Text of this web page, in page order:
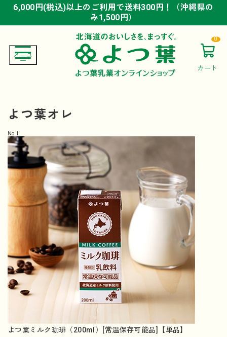
6,000円(税込)以上のご利用で送料300円！（沖縄県の
み1,500円）
6,000円(税込)以上のご利用で送料300円！（沖縄県の
み1,500円）
6,000円(税込)以上のご利用で送料300円！（沖縄県の
み1,500円）
カート
0
よつ葉オレ
No. 1
よつ葉ミルク珈琲（200ml）[常温保存可能品]【単品】